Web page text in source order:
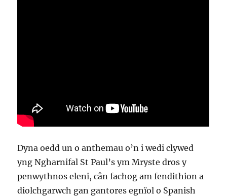
Dyna oedd un o anthemau o’n i wedi clywed
yng Ngharnifal St Paul’s ym Mryste dros y
penwythnos eleni, cân fachog am fendithion a
diolchgarwch gan gantores egnïol o Spanish